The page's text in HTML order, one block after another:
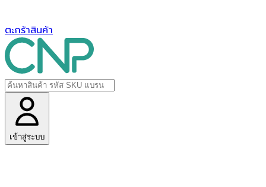
ตะกร้าสินค้า
เข้าสู่ระบบ